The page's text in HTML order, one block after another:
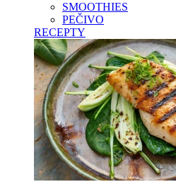
SMOOTHIES
PEČIVO
RECEPTY